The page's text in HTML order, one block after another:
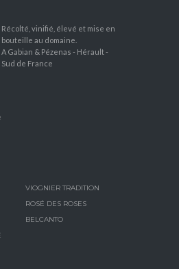
Récolté, vinifié, élevé et mise en
bouteille au domaine.
A Gabian & Pézenas - Hérault -
Sud de France
VIOGNIER TRADITION
ROSÉ DES ROSES
BELCANTO